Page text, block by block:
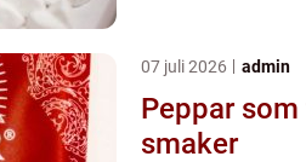
07 juli 2026 admin
Peppar
smaker